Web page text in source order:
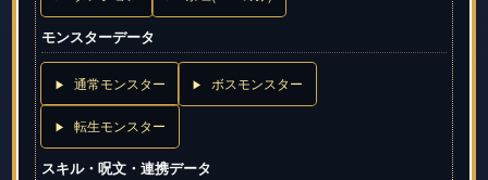
モンスターデータ
通常モンスター ボスモンスター
転生モンスター
スキル・呪文・連携データ